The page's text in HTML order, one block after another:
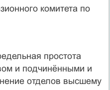
комитета по
простота
и подчинёнными и
отделов высшему